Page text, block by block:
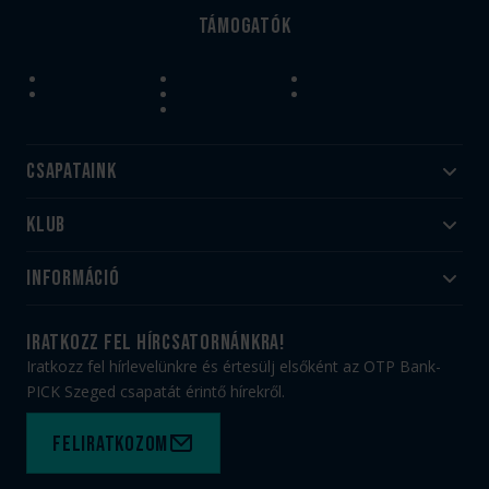
Támogatók
Csapataink
Felnőtt
Utánpótlás
Klub
#HandballFamily
Munkatársaink
PICK Aréna
Sajtóakkreditáció
Információ
Jegy- és bérletvásárlás
Webshop
Adatvédelem
Felhasználási feltételek
Kapcsolat
iratkozz fel hírcsatornánkra!
Iratkozz fel hírlevelünkre és értesülj elsőként az OTP Bank-
PICK Szeged csapatát érintő hírekről.
Feliratkozom